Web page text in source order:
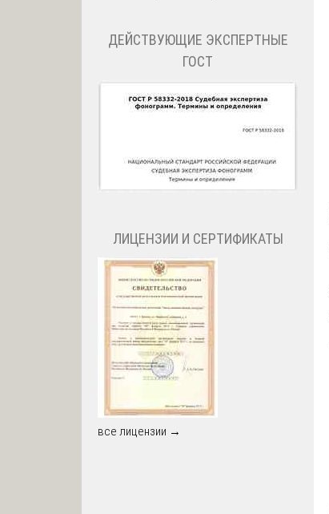
ДЕЙСТВУЮЩИЕ ЭКСПЕРТНЫЕ
ГОСТ
ЛИЦЕНЗИИ И СЕРТИФИКАТЫ
все лицензии →